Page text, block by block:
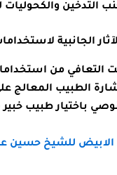
الجانبية
التعافي من
الطبيب المعالج
باختيار طبيب خبير
الابيض للشيخ حسين